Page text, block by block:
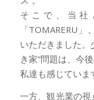
そこで、当
「TOMARERU
いただきました。
き家”問題は、今
私達も感じていま
一方、観光業の